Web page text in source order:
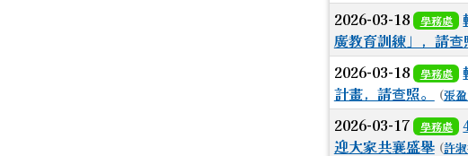
2026-03-18 學務處
廣教育訓練」，請查
2026-03-18 學務處
計畫，請查照。
(張
2026-03-17 學務處
迎大家共襄盛舉 (許